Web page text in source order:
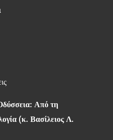
Από τη
(κ. Βασίλειος Λ.